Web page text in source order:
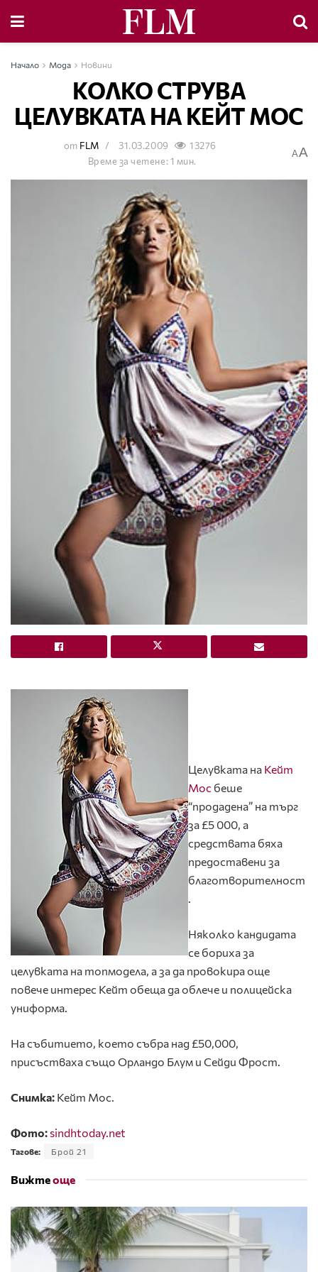
Начало Мода Новини
KОЛКО СТРУВА
ЦЕЛУВКАТА НА KЕЙТ MОС
от FLM 31.03.2009
13276
Време за четене: 1 мин.
AA
Целувката на Кейт
Мос беше
“продадена” на търг
за £5 000, а
средствата бяха
предоставени за
благотворителност
Няколко кандидата
се бориха за
целувката на топмодела, а за да провокира още
повече интерес Кейт обеща да облече и полицейска
униформа.
На събитието, което събра над £50,000,
присъстваха също Орландо Блум и Сейди Фрост.
Снимка: Кейт Мос.
Фото: sindhtoday.net
Тагове: Брой 21
Вижтеоще